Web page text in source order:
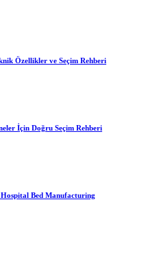
Özellikler ve Seçim Rehberi
İçin Doğru Seçim Rehberi
Bed Manufacturing